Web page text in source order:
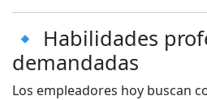
🔹 Habilidades
demandadas
Los empleadores hoy buscan